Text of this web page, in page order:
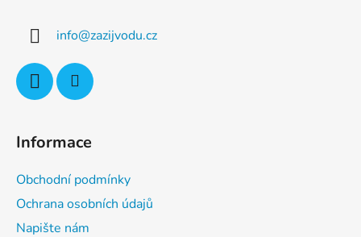
info@zazijvodu.cz
Informace
Obchodní podmínky
Ochrana osobních údajů
Napište nám